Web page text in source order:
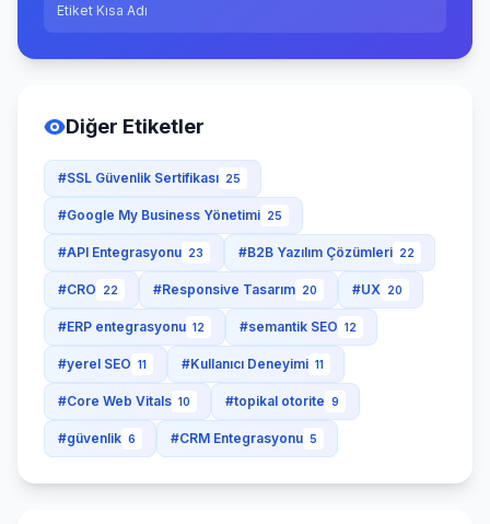
Etiket Kısa Adı
Diğer Etiketler
#SSL Güvenlik Sertifikası 25
#Google My Business Yönetimi 25
#API Entegrasyonu 23 #B2B Yazılım Çözümleri 22
#CRO 22 #Responsive Tasarım 20 #UX 20
#ERP entegrasyonu 12 #semantik SEO 12
#yerel SEO 11 #Kullanıcı Deneyimi 11
#Core Web Vitals 10 #topikal otorite 9
#güvenlik 6 #CRM Entegrasyonu 5